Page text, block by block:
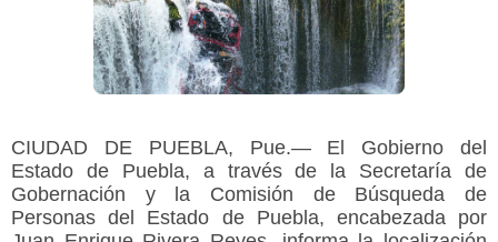
CIUDAD DE PUEBLA, Pue.— El Gobierno del
Estado de Puebla, a través de la Secretaría de
Gobernación y la Comisión de Búsqueda de
Personas del Estado de Puebla, encabezada por